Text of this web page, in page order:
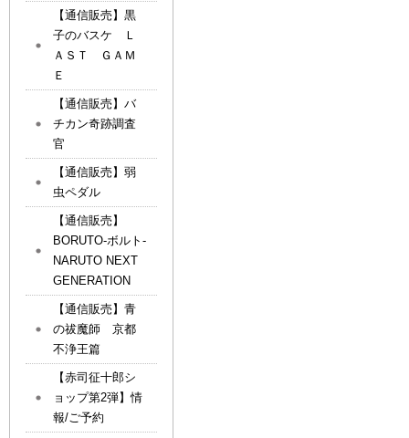
【通信販売】黒
子のバスケ Ｌ
ＡＳＴ ＧＡＭ
Ｅ
【通信販売】バ
チカン奇跡調査
官
【通信販売】弱
虫ペダル
【通信販売】
BORUTO-ボルト-
NARUTO NEXT
GENERATION
【通信販売】青
の祓魔師 京都
不浄王篇
【赤司征十郎シ
ョップ第2弾】情
報/ご予約